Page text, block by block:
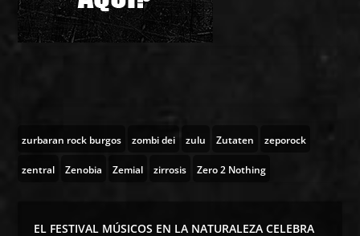
zurbaran rock burgos zombi dei zulu Zutaten zeporock
zentral Zenobia Zemial zirrosis Zero 2 Nothing
EL FESTIVAL MÚSICOS EN LA NATURALEZA CELEBRA